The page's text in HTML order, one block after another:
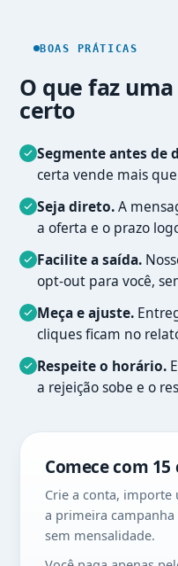
BOAS PRÁTICAS
O que faz
certo
Segmente antes de
certa vende mais
Seja direto.A
a oferta e o prazo
Facilite a saída.
opt-out para você,
Meça e ajuste.
cliques ficam no
Respeite o horário.
a rejeição sobe e o
Comece com
Crie a conta, importe
a primeira
sem mensalidade.